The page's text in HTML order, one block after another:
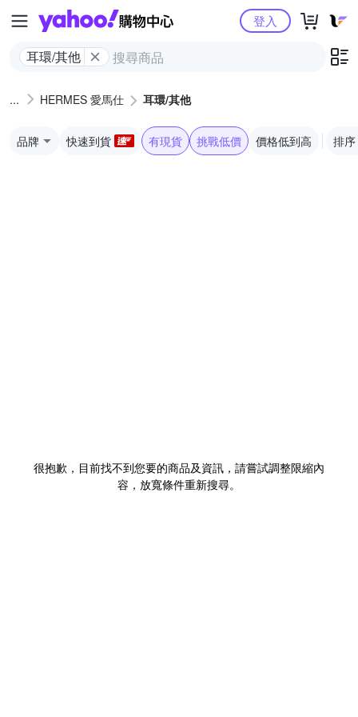
Yahoo購物中心
耳環/其他
登入
HERMES 愛馬仕 耳環/其他
品牌 快速到貨 有現貨 挑戰低價 價格低到高 排序
很抱歉，目前找不到您要的商品及資訊，請嘗試調整限縮內
容，放寬條件重新搜尋。